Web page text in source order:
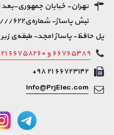
تهران- خیابان جمهوری-بعد
نبش
پل حافظ- پاساژ امجد- طبقه‌ی
۶۶۷۶۵۳۸۹ و ۶۶۷۵۸۲۶۰ ۲۱ ۹۸+
۶۶۷۲۳۱۴۲ ۲۱ ۹۸+
Info@PrjElec.com